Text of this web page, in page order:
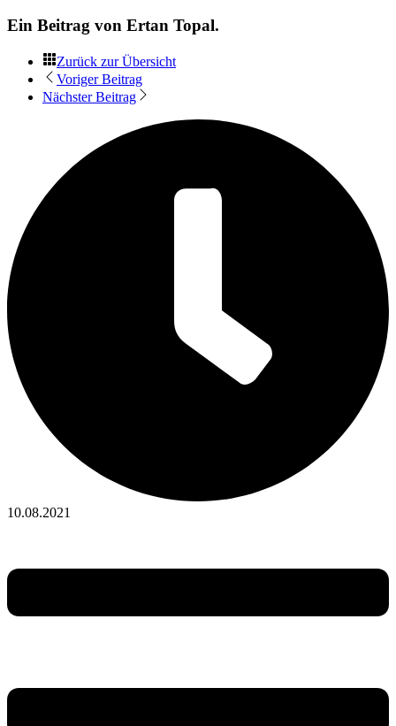
Ein Beitrag von Ertan Topal.
Zurück zur Übersicht
Voriger Beitrag
Nächster Beitrag
10.08.2021